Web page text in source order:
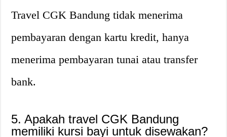
Travel CGK Bandung tidak menerima
pembayaran dengan kartu kredit, hanya
menerima pembayaran tunai atau transfer
bank.
5. Apakah travel CGK Bandung
memiliki kursi bayi untuk disewakan?